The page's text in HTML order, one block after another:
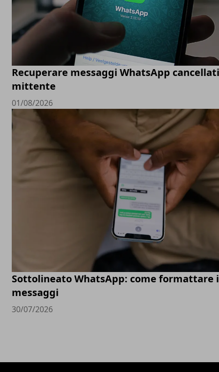
Recuperare messaggi WhatsApp
mittente
01/08/2026
Sottolineato WhatsApp: come formattare i
messaggi
30/07/2026